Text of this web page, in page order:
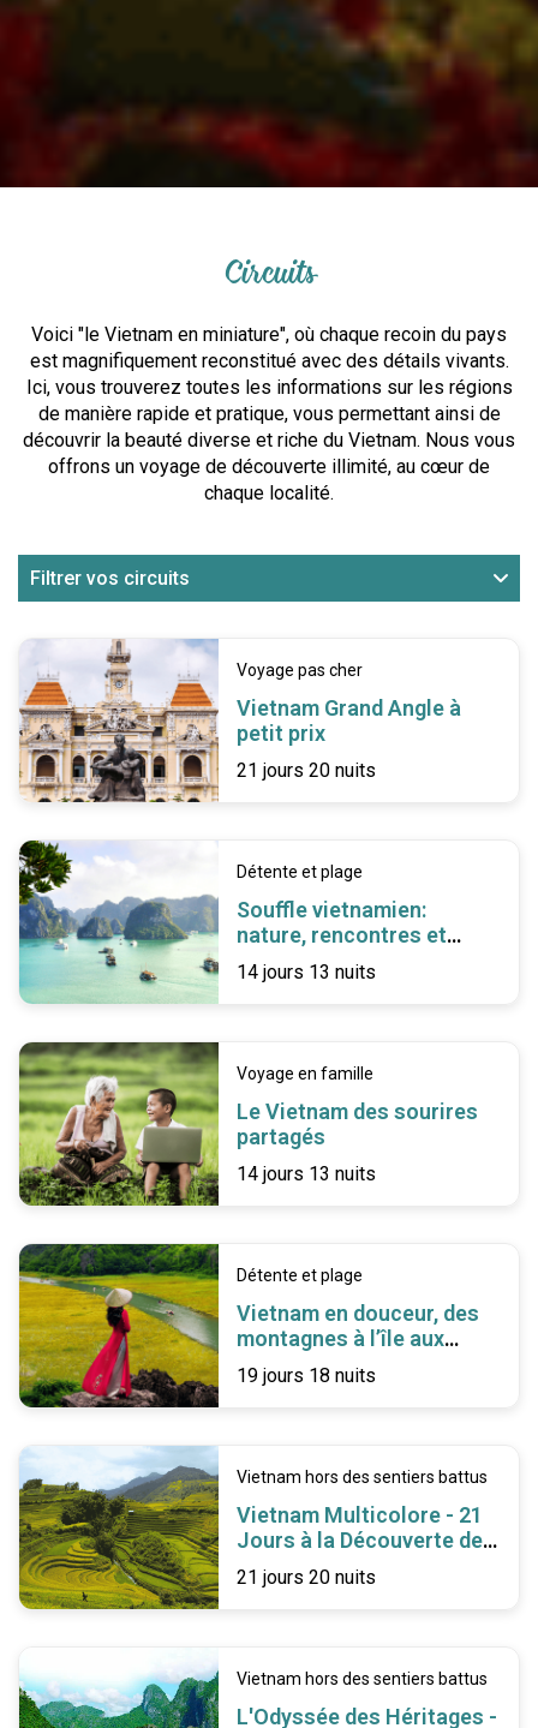
Circuits
Voici "le Vietnam en miniature", où chaque recoin du pays
est magnifiquement reconstitué avec des détails vivants.
Ici, vous trouverez toutes les informations sur les régions
de manière rapide et pratique, vous permettant ainsi de
découvrir la beauté diverse et riche du Vietnam. Nous vous
offrons un voyage de découverte illimité, au cœur de
chaque localité.
Filtrer vos circuits
Voyage pas cher
Vietnam Grand Angle à
petit prix
21 jours 20 nuits
Détente et plage
Souffle vietnamien:
nature, rencontres et
rivages
14 jours 13 nuits
Voyage en famille
Le Vietnam des sourires
partagés
14 jours 13 nuits
Détente et plage
Vietnam en douceur, des
montagnes à l’île aux
perles
19 jours 18 nuits
Vietnam hors des sentiers battus
Vietnam Multicolore - 21
Jours à la Découverte de
l’Âme Vietnamienne
21 jours 20 nuits
Vietnam hors des sentiers battus
L'Odyssée des Héritages -